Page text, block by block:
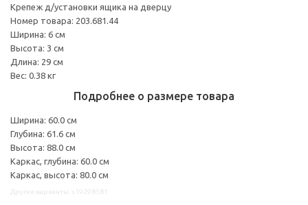
Крепеж д/установки ящика на дверцу
Номер товара: 203.681.44
Ширина: 6 см
Высота: 3 см
Длина: 29 см
Вес: 0.38 кг
Подробнее о размере товара
Ширина: 60.0 см
Глубина: 61.6 см
Высота: 88.0 см
Каркас, глубина: 60.0 см
Каркас, высота: 80.0 см